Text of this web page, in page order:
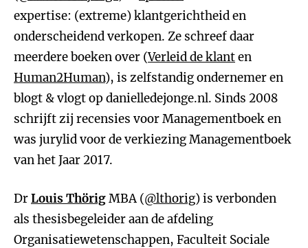
expertise: (extreme) klantgerichtheid en
onderscheidend verkopen. Ze schreef daar
meerdere boeken over (Verleid de klanten
Human2Human), is zelfstandig ondernemer en
blogt & vlogt op danielledejonge.nl. Sinds 2008
schrijft zij recensies voor Managementboek en
was jurylid voor de verkiezing Managementboek
van het Jaar 2017.
DrLouis ThörigMBA (@lthorig) is verbonden
als thesisbegeleider aan de afdeling
Organisatiewetenschappen, Faculteit Sociale